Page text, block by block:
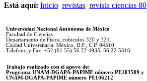
Está aquí: Inicio revistas revista ciencias 80
Universidad Nacional Autónoma de México
Facultad de Ciencias
Departamento de Física, cubículos 320 y 321.
Ciudad Universitaria. México, D.F., C.P. 04510.
Télefono y Fax: +52 (01 55) 56 22 4935, 56 22 5316
Trabajo realizado con el apoyo de:
Programa UNAM-DGAPA-PAPIME número PE103509 y
UNAM-DGAPA-PAPIME número PE106212